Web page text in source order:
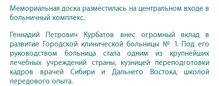
Мемориальная доска разместилась на центральном входе в
больничный комплекс.
Геннадий Петрович Курбатов внес огромный вклад в
развитие Городской клинической больницы № 1. Под его
руководством больница стала одним из крупнейших
лечебных учреждений страны, кузницей переподготовки
кадров врачей Сибири и Дальнего Востока, школой
передового опыта.